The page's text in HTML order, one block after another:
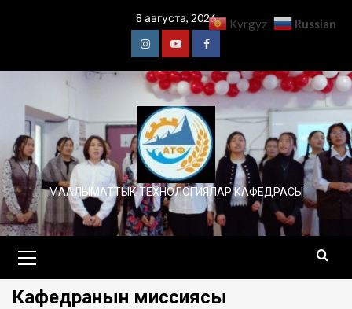
8 августа, 2026
МААЛЫМАТТЫК ТЕХНОЛОГИЯЛАР КАФЕДРАСЫ
Кафедранын миссиясы
Kyrgyz Russian